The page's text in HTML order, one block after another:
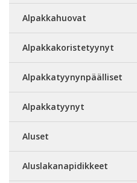
Alpakkahuovat
Alpakkakoristetyynyt
Alpakkatyynynpäälliset
Alpakkatyynyt
Aluset
Aluslakanapidikkeet